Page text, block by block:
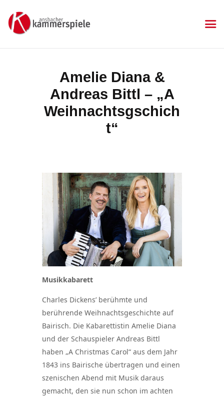
Amelie Diana &
Andreas Bittl – „A
Weihnachtsgschich
t“
KAMMERSPIELE
Aktuelles
Kartenkauf
Die Kammerspiele
Mitgliedschaft
Impressum
Datenschutzerklärung
Musikkabarett
Charles Dickens’ berühmte und
berührende Weihnachtsgeschichte auf
Bairisch. Die Kabarettistin Amelie Diana
und der Schauspieler Andreas Bittl
haben „A Christmas Carol“ aus dem Jahr
1843 ins Bairische übertragen und einen
szenischen Abend mit Musik daraus
gemacht, den sie nun schon im achten